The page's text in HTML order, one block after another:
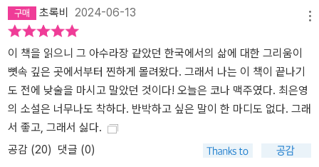
진다. 수록작 가운데 가장 온도가 높은 이 소설은 ‘나’가 더이상 만날
수 없게 된 언니의 딸에게 보내는 편지 형식으로 이루어져 있다.
‘나’는 왜 언니가 아닌 조카에게 편지를 쓰는 걸까. ‘나’는 왜 더는 언니
와 조카를 만날 수 없게 된 걸까. 그런 궁금증을 안고 소설을 읽어내려
가면서 우리가 맞닥뜨리게 되는 것은 개인의 의지만으로는 어찌할 수
없어 보일 만큼 완강한 폭력이다. ‘나’는 조카인 ‘너’에게 자신의 어린
시절을 들려주는 것으로 편지를 시작한다. ‘나’는 엄마가 집을 나간 후
아빠의 방치 속에서 자라왔지만 책임감이 강한 3살 터울의 언니가 어
려서부터 ‘나’의 부모 역할을 하며 가장 큰 힘이 되어준다. 그런 언니
초록비 2024-06-13
이 책을 읽으니 그 아수라장 같았던 한국에서의 삶에 대한 그리움이
뼛속 깊은 곳에서부터 찐하게 몰려왔다. 그래서 나는 이 책이 끝나기
도 전에 낮술을 마시고 말았던 것이다! 오늘은 코나 맥주였다. 최은영
의 소설은 너무나도 착하다. 반박하고 싶은 말이 한 마디도 없다. 그래
서 좋고, 그래서 싫다.
공감 (20) 댓글 (0)